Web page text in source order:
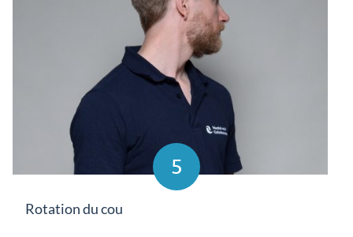
5
Rotation du cou